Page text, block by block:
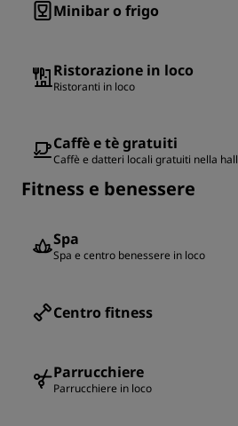
Minibar o frigo
Ristorazione in loco
Ristoranti in loco
Caffè e tè gratuiti
Caffè e datteri locali gratuiti nella hall
Fitness e benessere
Spa
Spa e centro benessere in loco
Centro fitness
Parrucchiere
Parrucchiere in loco